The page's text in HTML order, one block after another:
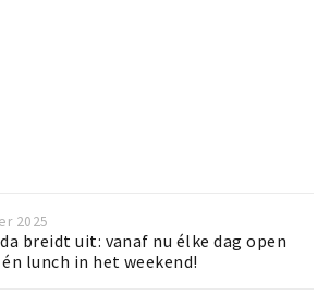
2025
breidt uit: vanaf nu élke dag open
lunch in het weekend!